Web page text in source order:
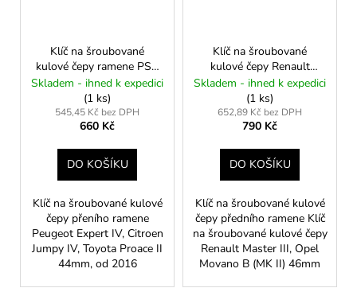
Klíč na šroubované
kulové čepy ramene PSA
/ Toyota (44 mm) – od r.v.
2016 (Jumpy, Expert,
Proace)
Skladem - ihned k expedici
(1 ks)
545,45 Kč bez DPH
660 Kč
DO KOŠÍKU
Klíč na šroubované kulové
čepy přeního ramene
Peugeot Expert IV, Citroen
Jumpy IV, Toyota Proace II
44mm, od 2016
Klíč na šroubované
kulové čepy Renault
Master III, Opel Movano
B (MK II) 46mm
Skladem - ihned k expedici
(1 ks)
652,89 Kč bez DPH
790 Kč
DO KOŠÍKU
Klíč na šroubované kulové
čepy předního ramene Klíč
na šroubované kulové čepy
Renault Master III, Opel
Movano B (MK II) 46mm